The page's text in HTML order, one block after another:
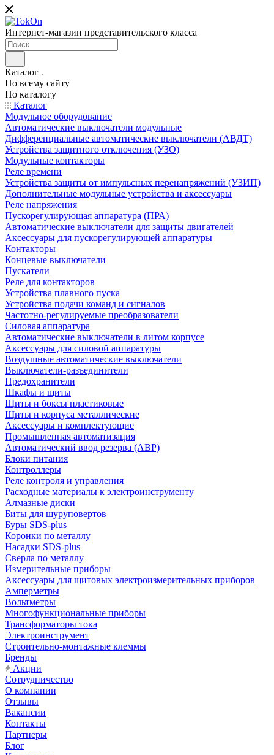
Интернет-магазин представительского класса
Каталог
По всему сайту
По каталогу
Каталог
Модульное оборудование
Автоматические выключатели модульные
Дифференциальные автоматические выключатели (АВДТ)
Устройства защитного отключения (УЗО)
Модульные контакторы
Реле времени
Устройства защиты от импульсных перенапряжений (УЗИП)
Дополнительные модульные устройства и аксессуары
Реле напряжения
Пускорегулирующая аппаратура (ПРА)
Автоматические выключатели для защиты двигателей
Аксессуары для пускорегулирующей аппаратуры
Контакторы
Концевые выключатели
Пускатели
Реле для контакторов
Устройства плавного пуска
Устройства подачи команд и сигналов
Частотно-регулируемые преобразователи
Силовая аппаратура
Автоматические выключатели в литом корпусе
Аксессуары для силовой аппаратуры
Воздушные автоматические выключатели
Выключатели-разъединители
Предохранители
Шкафы и щиты
Щиты и боксы пластиковые
Щиты и корпуса металлические
Аксессуары и комплектующие
Промышленная автоматизация
Автоматический ввод резерва (АВР)
Блоки питания
Контроллеры
Реле контроля и управления
Расходные материалы к электроинструменту
Алмазные диски
Биты для шуруповертов
Буры SDS-plus
Коронки по металлу
Насадки SDS-plus
Сверла по металлу
Измерительные приборы
Аксессуары для щитовых электроизмерительных приборов
Амперметры
Вольтметры
Многофункциональные приборы
Трансформаторы тока
Электроинструмент
Строительно-монтажные клеммы
Бренды
Акции
Сотрудничество
О компании
Отзывы
Вакансии
Контакты
Партнеры
Блог